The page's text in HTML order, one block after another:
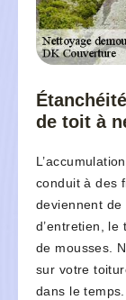
de toit à
conduit à des
deviennent de
d’entretien, le
de mousses.
sur votre
dans le